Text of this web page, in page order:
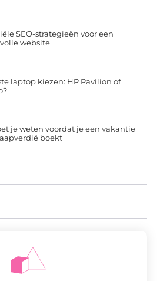
SEO-strategieën voor een
website
laptop kiezen: HP Pavilion of
je weten voordat je een vakantie
boekt